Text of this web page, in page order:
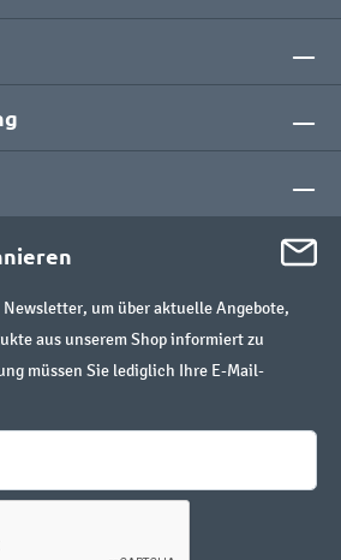
um über aktuelle Angebote,
aus unserem Shop informiert zu
müssen Sie lediglich Ihre E-Mail-